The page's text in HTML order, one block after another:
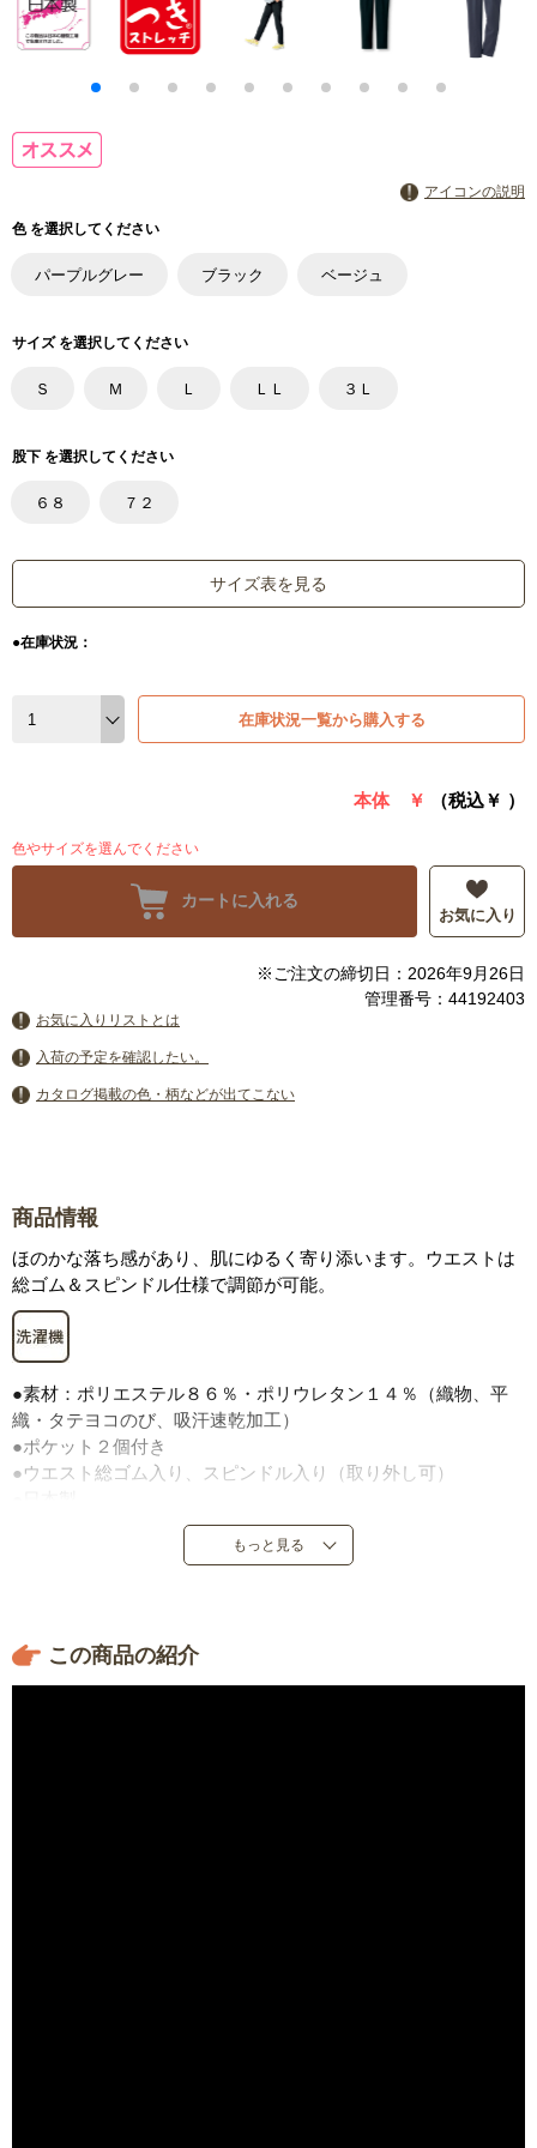
アイコンの説明
色 を選択してください
パープルグレー ブラック ベージュ
サイズ を選択してください
Ｓ Ｍ Ｌ ＬＬ ３Ｌ
股下 を選択してください
６８ ７２
サイズ表を見る
●在庫状況：
在庫状況一覧から購入する
本体 ￥ （税込￥ ）
色やサイズを選んでください
カートに入れる
お気に入り
※ご注文の締切日：2026年9月26日
管理番号：44192403
お気に入りリストとは
入荷の予定を確認したい。
カタログ掲載の色・柄などが出てこない
商品情報
ほのかな落ち感があり、肌にゆるく寄り添います。ウエストは
総ゴム＆スピンドル仕様で調節が可能。
●素材：ポリエステル８６％・ポリウレタン１４％（織物、平
織・タテヨコのび、吸汗速乾加工）
●ポケット２個付き
●ウエスト総ゴム入り、スピンドル入り（取り外し可）
もっと見る
この商品の紹介